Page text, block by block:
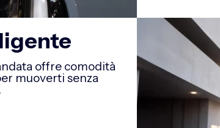
offre comodità
muoverti senza